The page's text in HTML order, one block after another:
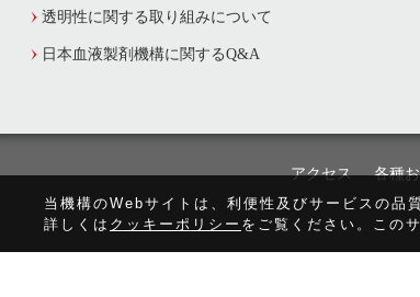
透明性に関する取り組みについて
日本血液製剤機構に関するQ&A
アクセス 各種
当機構のWebサイトは、利便性及びサービスの品
詳しくは クッキーポリシー をご覧ください。この